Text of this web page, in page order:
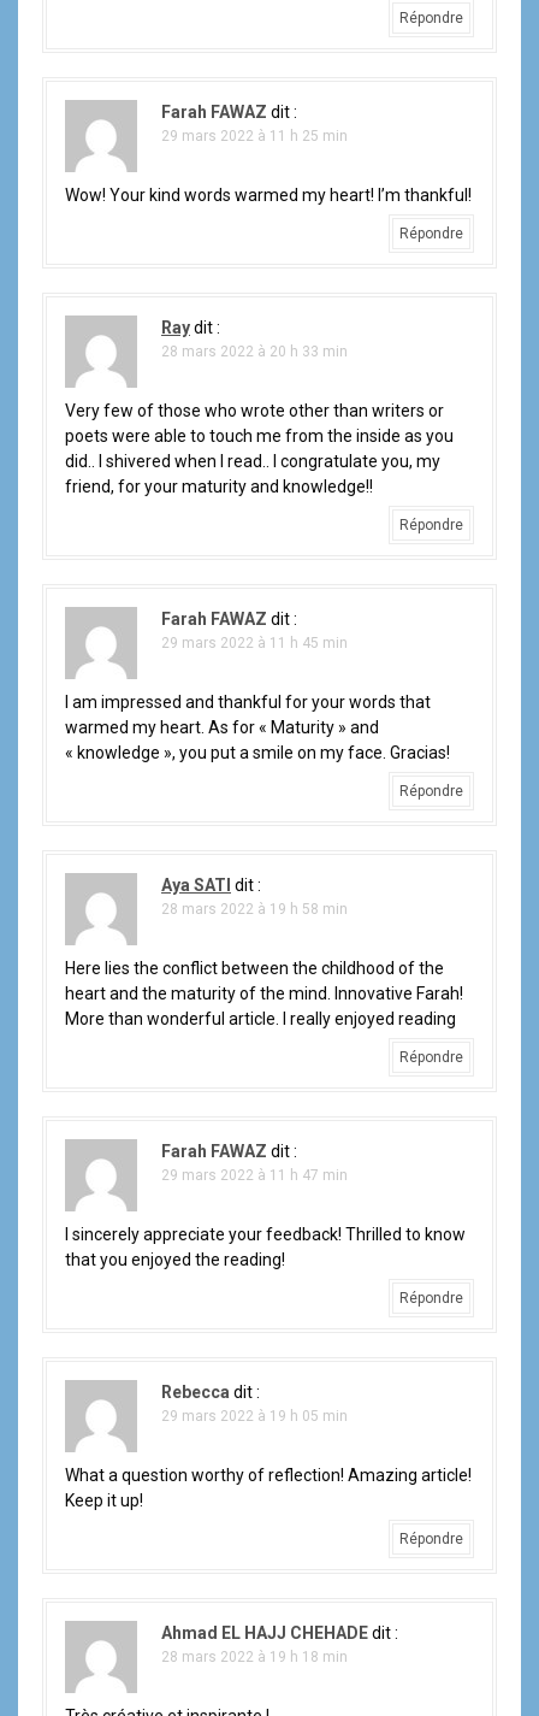
Répondre
Farah FAWAZ dit :
29 mars 2022 à 11 h 25 min
Wow! Your kind words warmed my heart! I’m thankful!
Répondre
Raydit :
28 mars 2022 à 20 h 33 min
Very few of those who wrote other than writers or
poets were able to touch me from the inside as you
did.. I shivered when I read.. I congratulate you, my
friend, for your maturity and knowledge!!
Répondre
Farah FAWAZ dit :
29 mars 2022 à 11 h 45 min
I am impressed and thankful for your words that
warmed my heart. As for « Maturity » and
« knowledge », you put a smile on my face. Gracias!
Répondre
Aya SATI dit :
28 mars 2022 à 19 h 58 min
Here lies the conflict between the childhood of the
heart and the maturity of the mind. Innovative Farah!
More than wonderful article. I really enjoyed reading
Répondre
Farah FAWAZ dit :
29 mars 2022 à 11 h 47 min
I sincerely appreciate your feedback! Thrilled to know
that you enjoyed the reading!
Répondre
Rebecca dit :
29 mars 2022 à 19 h 05 min
What a question worthy of reflection! Amazing article!
Keep it up!
Répondre
Ahmad EL HAJJ CHEHADEdit :
28 mars 2022 à 19 h 18 min